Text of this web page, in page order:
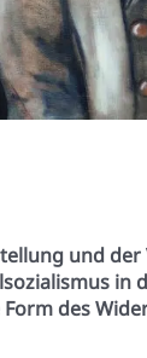
und
in
des